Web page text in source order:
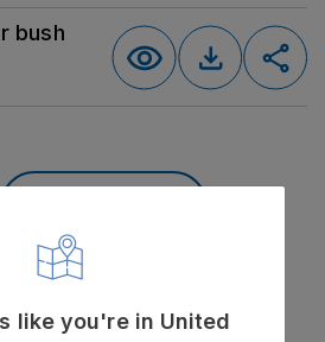
bush
like you're in United